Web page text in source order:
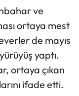
ve
ortaya mest
de mayıs
yaptı.
ortaya çıkan
ifade etti.